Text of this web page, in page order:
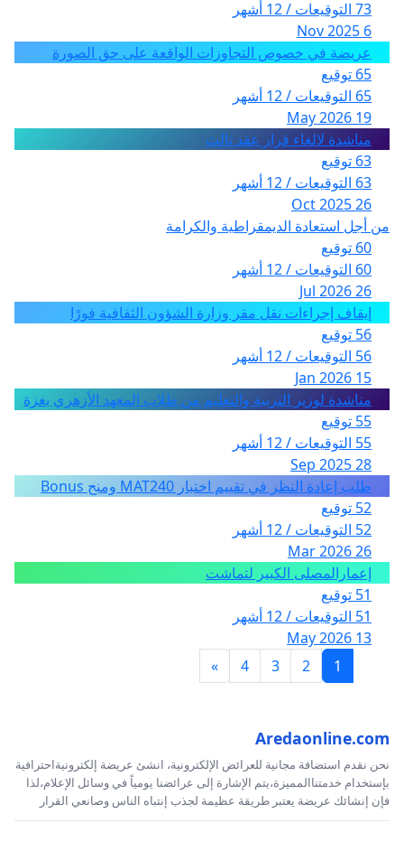
73 التوقيعات / 12 أشهر
6 Nov 2025
عريضة في خصوص التجاوزات الواقعة على حق الصورة
65 توقيع
65 التوقيعات / 12 أشهر
19 May 2026
مناشدة لالغاء قرار عقد ثالث
63 توقيع
63 التوقيعات / 12 أشهر
26 Oct 2025
من أجل استعادة الديمقراطية والكرامة
60 توقيع
60 التوقيعات / 12 أشهر
26 Jul 2026
إيقاف إجراءات نقل مقر وزارة الشؤون الثقافية فورًا
56 توقيع
56 التوقيعات / 12 أشهر
15 Jan 2026
مناشدة لوزير التربية والتعليم من طلاب المعهد الأزهري بغزة
55 توقيع
55 التوقيعات / 12 أشهر
28 Sep 2025
طلب إعادة النظر في تقييم اختبار MAT240 ومنح Bonus
52 توقيع
52 التوقيعات / 12 أشهر
26 Mar 2026
إعمارالمصلى الكبير لتماشت
51 توقيع
51 التوقيعات / 12 أشهر
13 May 2026
1
2
3
4
»
Aredaonline.com
نحن نقدم استضافة مجانية للعرائض الإلكترونية، انشئ عريضة إلكترونيةاحترافية
بإستخدام خدمتناالمميزة،يتم الإشارة إلى عرائضنا يومياً في وسائل الإعلام،لذا
فإن إنشائك عريضة يعتبر طريقة عظيمة لجذب إنتباه الناس وصانعي القرار